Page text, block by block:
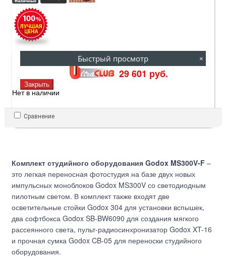
32 890 руб. 29 601 руб.
29 601 руб.
Нет в наличии
Сравнение
Комплект студийного оборудования Godox MS300V-F –
это легкая переносная фотостудия на базе двух новых
импульсных моноблоков Godox MS300V со светодиодным
пилотным светом. В комплект также входят две
осветительные стойки Godox 304 для установки вспышек,
два софтбокса Godox SB-BW6090 для создания мягкого
рассеянного света, пульт-радиосинхронизатор Godox XT-16
и прочная сумка Godox CB-05 для переноски студийного
оборудования.
Быстрый просмотр ×
Закрыть